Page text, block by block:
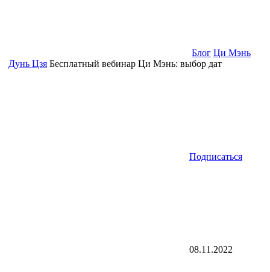
Блог Ци Мэнь
Дунь Цзя Бесплатный вебинар Ци Мэнь: выбор дат
Подписаться
08.11.2022